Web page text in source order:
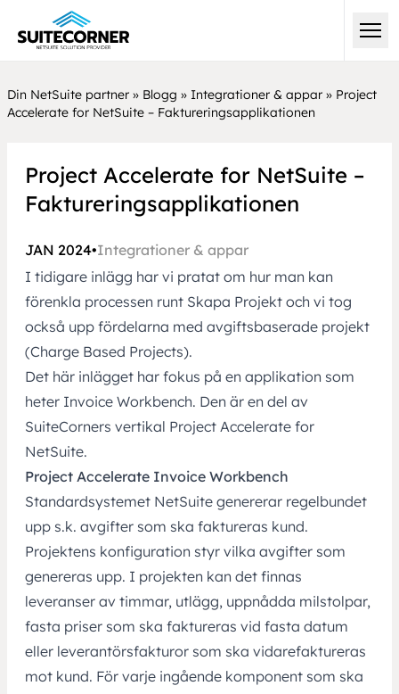
Din NetSuite partner » Blogg » Integrationer & appar » Project
Accelerate for NetSuite – Faktureringsapplikationen
Project Accelerate for NetSuite –
Faktureringsapplikationen
JAN 2024•Integrationer & appar
I tidigare inlägg har vi pratat om hur man kan
förenkla processen runt Skapa Projekt och vi tog
också upp fördelarna med avgiftsbaserade projekt
(Charge Based Projects).
Det här inlägget har fokus på en applikation som
heter Invoice Workbench. Den är en del av
SuiteCorners vertikal Project Accelerate for
NetSuite.
Project Accelerate Invoice Workbench
Standardsystemet NetSuite genererar regelbundet
upp s.k. avgifter som ska faktureras kund.
Projektens konfiguration styr vilka avgifter som
genereras upp. I projekten kan det finnas
leveranser av timmar, utlägg, uppnådda milstolpar,
fasta priser som ska faktureras vid fasta datum
eller leverantörsfakturor som ska vidarefaktureras
mot kund. För varje ingående komponent som ska